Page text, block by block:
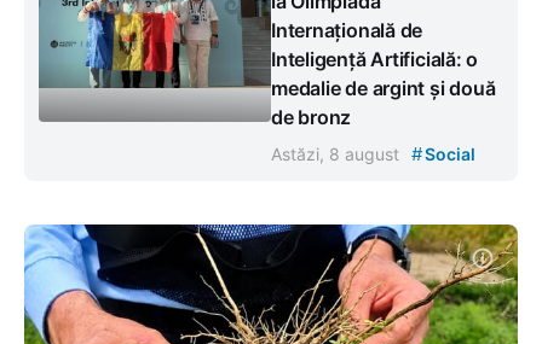
Internațională de
Inteligență Artificială: o
medalie de argint și două
de bronz
Astăzi, 8 august #Social